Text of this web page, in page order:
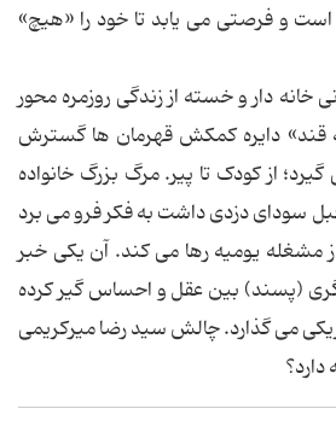
است و فرصتی می یابد تا خود را «هیچ»
خانه دار و خسته از زندگی روزمره محور
قند» دایره کمکش قهرمان ها گسترش
از کودک تا پیر. مرگ بزرگ خانواده
سودای دزدی داشت به فکر فرو می برد
مشغله یومیه رها می کند. آن یکی خبر
(پسند) بین عقل و احساس گیر کرده
می گذارد. چالش سید رضا میرکریمی
دارد؟